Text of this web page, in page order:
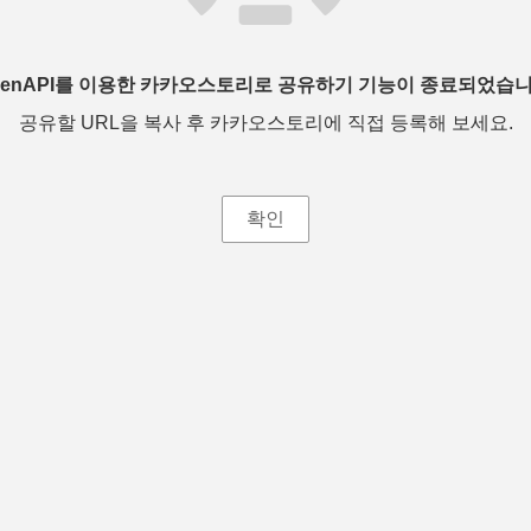
를 이용한 카카오스토리로 공유하기 기능이 종료되었습
공유할 URL을 복사 후 카카오스토리에 직접 등록해 보세요.
확인